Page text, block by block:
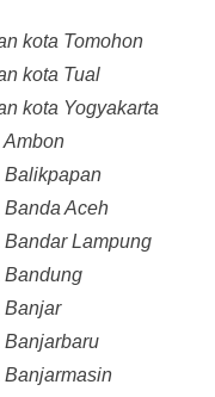
kota Tomohon
kota Tual
kota Yogyakarta
Balikpapan
Aceh
Lampung
Bandung
Banjar
Banjarbaru
Banjarmasin